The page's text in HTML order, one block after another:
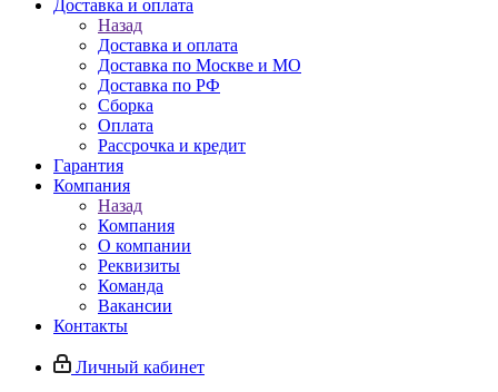
Доставка и оплата
Назад
Доставка и оплата
Доставка по Москве и МО
Доставка по РФ
Сборка
Оплата
Рассрочка и кредит
Гарантия
Компания
Назад
Компания
О компании
Реквизиты
Команда
Вакансии
Контакты
Личный кабинет